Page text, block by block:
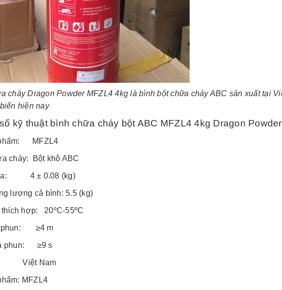
cháy Dragon Powder MFZL4 4kg là bình bột chữa cháy ABC sản xuất tại
hiện nay
kỹ thuật bình chữa cháy bột ABC MFZL4 4kg Dragon Powder
MFZL4
cháy: Bột khô ABC
4 ± 0.08 (kg)
lượng cả bình: 5.5 (kg)
thích hợp: 20ºC-55ºC
phun: ≥4 m
phun: ≥9 s
Việt Nam
MFZL4